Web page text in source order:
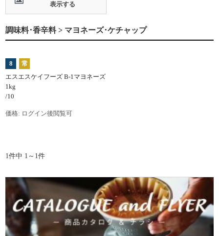
表示する
調味料･香辛料 > マヨネーズ･ケチャップ
8
常
エスエスケイフーズ B-1マヨネーズ
1kg
/10
価格: ログイン後閲覧可
1件中 1～1件